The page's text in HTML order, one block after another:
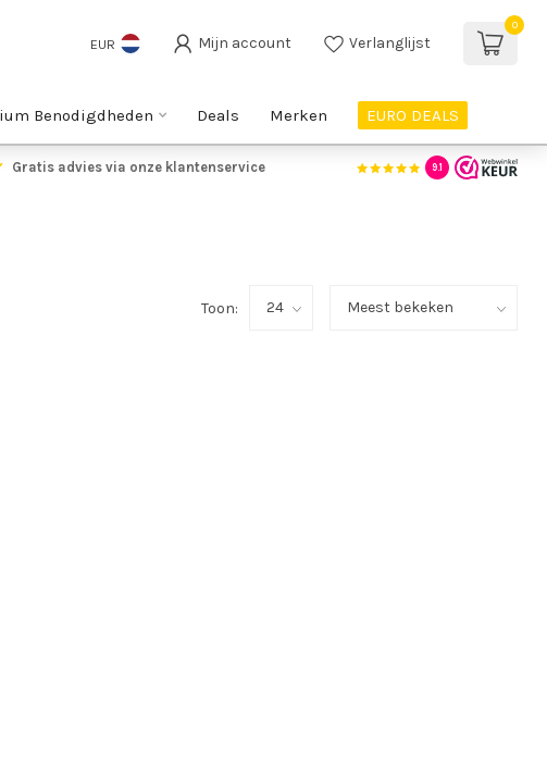
EUR Mijn account Verlanglijst
0
Benodigdheden Deals Merken EURO DEALS
Gratis advies via onze klantenservice 9.1
Toon: